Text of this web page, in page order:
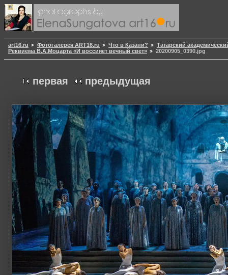
art16.ru Фотогалерея ART16.ru Что в Казани?
Татарский
Реквиема В.А.Моцарта «И воссияет вечный свет»
20200905_0390.jpg
первая предыдущая